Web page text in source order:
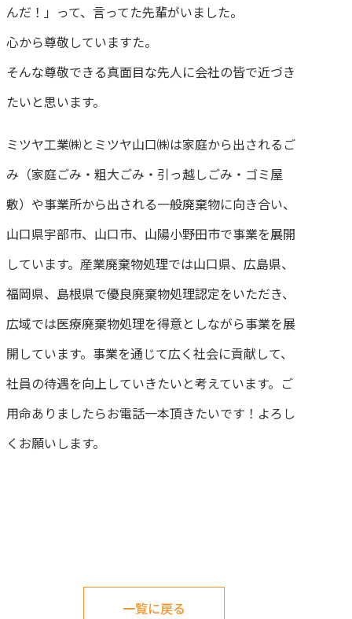
んだ！」って、言ってた先輩がいました。
心から尊敬していますた。
そんな尊敬できる真面目な先人に会社の皆で近づき
たいと思います。
ミツヤ工業㈱とミツヤ山口㈱は家庭から出されるご
み（家庭ごみ・粗大ごみ・引っ越しごみ・ゴミ屋
敷）や事業所から出される一般廃棄物に向き合い、
山口県宇部市、山口市、山陽小野田市で事業を展開
しています。産業廃棄物処理では山口県、広島県、
福岡県、島根県で優良廃棄物処理認定をいただき、
広域では医療廃棄物処理を得意としながら事業を展
開しています。事業を通じて広く社会に貢献して、
社員の待遇を向上していきたいと考えています。ご
用命ありましたらお電話一本頂きたいです！よろし
くお願いします。
一覧に戻る